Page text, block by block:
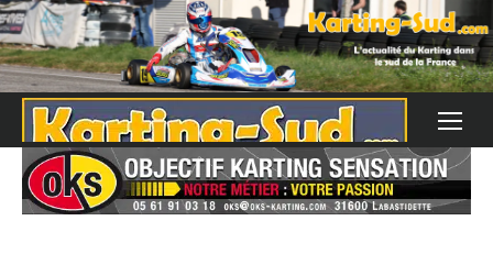
Skip
to
content